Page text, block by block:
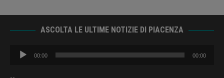
ASCOLTA LE ULTIME NOTIZIE DI PIACENZA
Audio
Player
00:00 00:00